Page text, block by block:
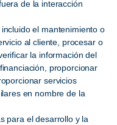
de la interacción
el mantenimiento o
al cliente, procesar o
la información del
proporcionar
servicios
en nombre de la
para el desarrollo y la